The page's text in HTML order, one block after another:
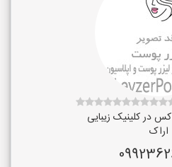
در کلینیک زیبایی
اراک